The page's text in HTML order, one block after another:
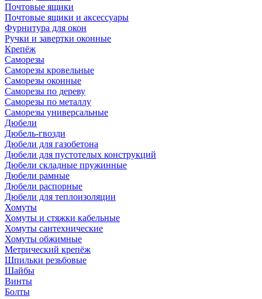
Почтовые ящики
Почтовые ящики и аксессуары
Фурнитура для окон
Ручки и завертки оконные
Крепёж
Саморезы
Саморезы кровельные
Саморезы оконные
Саморезы по дереву
Саморезы по металлу
Саморезы универсальные
Дюбели
Дюбель-гвозди
Дюбели для газобетона
Дюбели для пустотелых конструкций
Дюбели складные пружинные
Дюбели рамные
Дюбели распорные
Дюбели для теплоизоляции
Хомуты
Хомуты и стяжки кабельные
Хомуты сантехнические
Хомуты обжимные
Метрический крепёж
Шпильки резьбовые
Шайбы
Винты
Болты